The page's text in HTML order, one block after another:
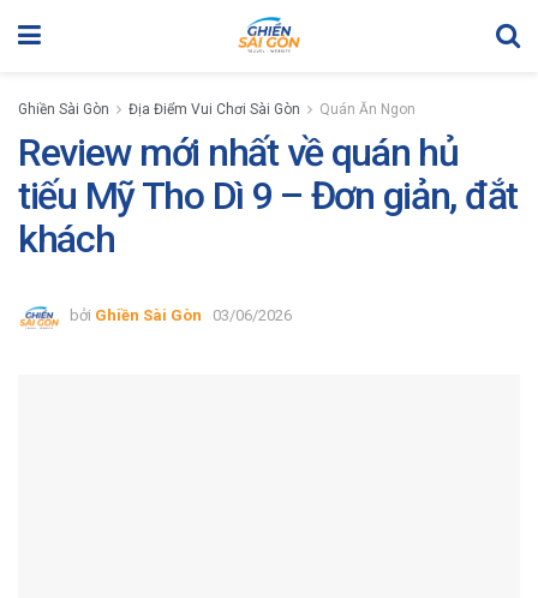
Ghiền Sài Gòn Địa Điểm Vui Chơi Sài Gòn Quán Ăn Ngon
Review mới nhất về quán hủ
tiếu Mỹ Tho Dì 9 – Đơn giản, đắt
khách
bởi Ghiền Sài Gòn 03/06/2026